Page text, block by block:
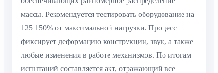
массы. Рекомендуется тестировать оборудование на
125-150% от максимальной нагрузки. Процесс
фиксирует деформацию конструкции, звук, а также
любые изменения в работе механизмов. По итогам
испытаний составляется акт, отражающий все